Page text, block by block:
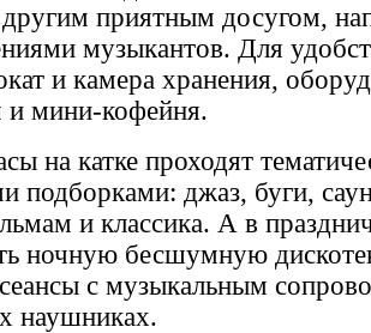
другим приятным досугом,
музыкантов. Для
и камера хранения,
и мини-кофейня.
на катке проходят
подборками: джаз, буги,
и классика. А в
ночную бесшумную
с музыкальным
наушниках.